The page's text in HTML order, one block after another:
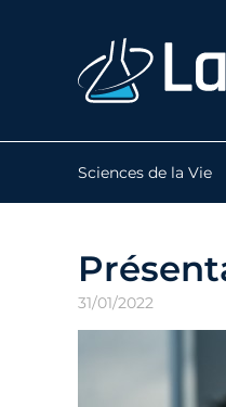
Sciences de la Vie
31/01/2022